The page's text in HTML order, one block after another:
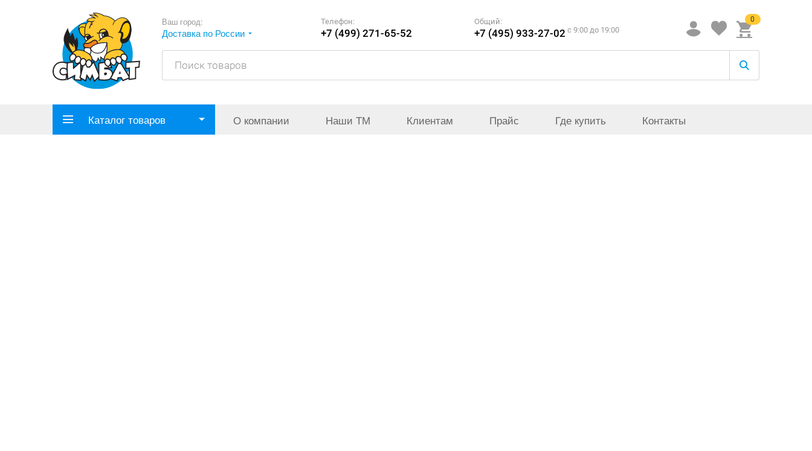
Ваш город:
Доставка по России
Телефон:
+7 (499) 271-65-52
Общий:
+7 (495) 933-27-02 c 9:00 до 19:00
0
Каталог товаров О компании Наши ТМ Клиентам Прайс Где купить Контакты